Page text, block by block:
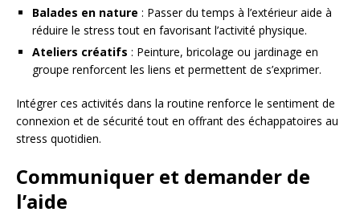
Balades en nature : Passer du temps à l’extérieur aide à
réduire le stress tout en favorisant l’activité physique.
Ateliers créatifs : Peinture, bricolage ou jardinage en
groupe renforcent les liens et permettent de s’exprimer.
Intégrer ces activités dans la routine renforce le sentiment de
connexion et de sécurité tout en offrant des échappatoires au
stress quotidien.
Communiquer et demander de
l’aide